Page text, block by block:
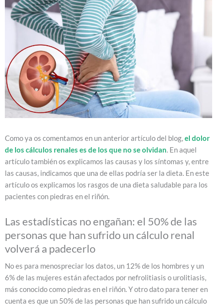
Como ya os comentamos en un anterior artículo del blog,el dolor
de los cálculos renales es de los que no se olvidan. En aquel
artículo también os explicamos las causas y los síntomas y, entre
las causas, indicamos que una de ellas podría ser la dieta. En este
artículo os explicamos los rasgos de una dieta saludable para los
pacientes con piedras en el riñón.
Las estadísticas no engañan: el 50% de las
personas que han sufrido un cálculo renal
volverá a padecerlo
No es para menospreciar los datos, un 12% de los hombres y un
6% de las mujeres están afectados por nefrolitiasis o urolitiasis,
más conocido como piedras en el riñón. Y otro dato para tener en
cuenta es que un 50% de las personas que han sufrido un cálculo